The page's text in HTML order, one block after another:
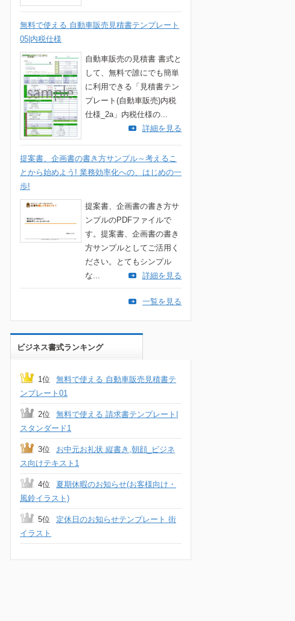
無料で使える 自動車販売見積書テンプレート
05|内税仕様
自動車販売の見積書 書式と
して、無料で誰にでも簡単
に利用できる「見積書テン
プレート(自動車販売)内税
仕様_2a」内税仕様の...
詳細を見る
提案書、企画書の書き方サンプル～考えるこ
とから始めよう! 業務効率化への、はじめの一
歩!
提案書、企画書の書き方サ
ンプルのPDFファイルで
す。提案書、企画書の書き
方サンプルとしてご活用く
ださい。とてもシンプル
な...
詳細を見る
一覧を見る
ビジネス書式ランキング
1位
無料で使える 自動車販売見積書テ
ンプレート01
2位
無料で使える 請求書テンプレート|
スタンダード1
3位
お中元お礼状 縦書き,朝顔_ビジネ
ス向けテキスト1
4位
夏期休暇のお知らせ(お客様向け・
風鈴イラスト)
5位
定休日のお知らせテンプレート 街
イラスト